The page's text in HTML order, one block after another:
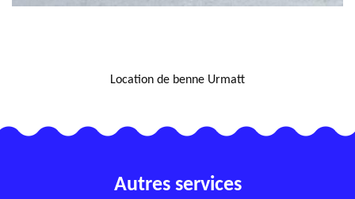
Location de benne Urmatt
Autres services